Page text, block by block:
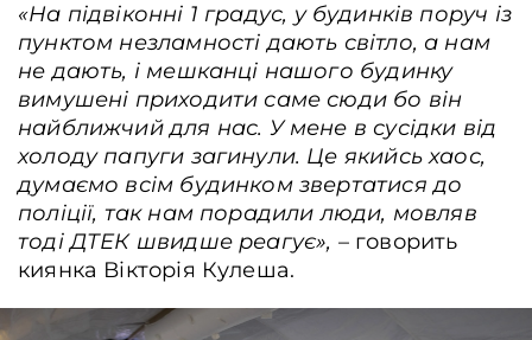
«‎На підвіконні 1 градус, у будинків поруч із
пунктом незламності дають світло, а нам
не дають, і мешканці нашого будинку
вимушені приходити саме сюди бо він
найближчий для нас. У мене в сусідки від
холоду папуги загинули. Це якийсь хаос,
думаємо всім будинком звертатися до
поліції, так нам порадили люди, мовляв
тоді ДТЕК швидше реагує», – говорить
киянка Вікторія Кулеша.